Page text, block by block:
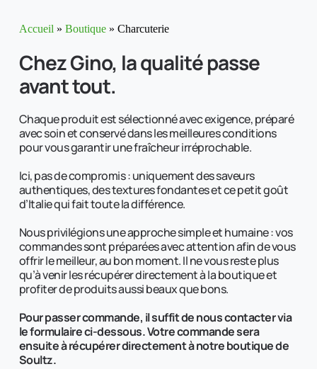
Accueil » Boutique» Charcuterie
Chez Gino, la qualité passe
avant tout.
Chaque produit est sélectionné avec exigence, préparé
avec soin et conservé dans les meilleures conditions
pour vous garantir une fraîcheur irréprochable.
Ici, pas de compromis : uniquement des saveurs
authentiques, des textures fondantes et ce petit goût
d’Italie qui fait toute la différence.
Nous privilégions une approche simple et humaine : vos
commandes sont préparées avec attention afin de vous
offrir le meilleur, au bon moment. Il ne vous reste plus
qu’à venir les récupérer directement à la boutique et
profiter de produits aussi beaux que bons.
Pour passer commande, il suffit de nous contacter via
le formulaire ci-dessous. Votre commande sera
ensuite à récupérer directement à notre boutique de
Soultz.